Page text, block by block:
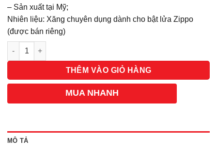
– Sản xuất tại Mỹ;
Nhiên liệu: Xăng chuyên dụng dành cho bật lửa Zippo
(được bán riêng)
Số lượng
THÊM VÀO GIỎ HÀNG
MUA NHANH
MÔ TẢ